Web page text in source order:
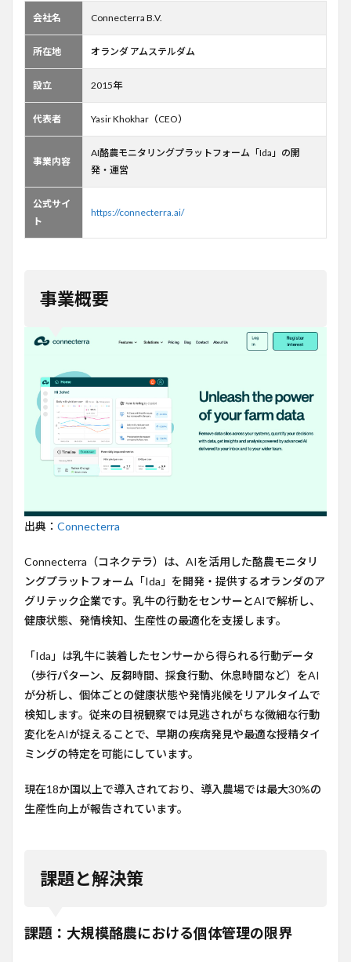
3
と解
決策
題：
大規
農に
おけ
体管
理の
AI行
動解
よる
の自
動化
4
モデ
今後
の計
コメ
ント
7
URL
会社名 Connecterra B.V.
所在地 オランダ アムステルダム
設立 2015年
代表者 Yasir Khokhar（CEO）
事業内容
AI酪農モニタリングプラットフォーム「Ida」の開
発・運営
公式サイ
ト
https://connecterra.ai/
事業概要
出典： Connecterra
Connecterra（コネクテラ）は、AIを活用した酪農モニタリ
ングプラットフォーム「Ida」を開発・提供するオランダのア
グリテック企業です。乳牛の行動をセンサーとAIで解析し、
健康状態、発情検知、生産性の最適化を支援します。
「Ida」は乳牛に装着したセンサーから得られる行動データ
（歩行パターン、反芻時間、採食行動、休息時間など）をAI
が分析し、個体ごとの健康状態や発情兆候をリアルタイムで
検知します。従来の目視観察では見逃されがちな微細な行動
変化をAIが捉えることで、早期の疾病発見や最適な授精タイ
ミングの特定を可能にしています。
現在18か国以上で導入されており、導入農場では最大30%の
生産性向上が報告されています。
課題と解決策
課題：大規模酪農における個体管理の限界